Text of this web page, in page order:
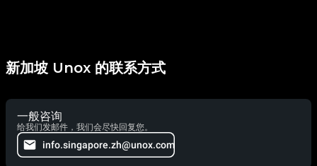
新加坡 Unox 的联系方式
一般咨询
给我们发邮件，我们会尽快回复您。
info.singapore.zh@unox.com